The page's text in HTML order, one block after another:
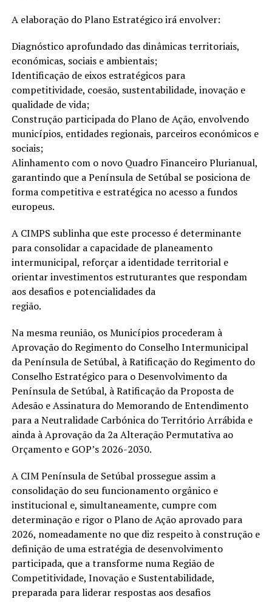
A elaboração do Plano Estratégico irá envolver:
Diagnóstico aprofundado das dinâmicas territoriais,
económicas, sociais e ambientais;
Identificação de eixos estratégicos para
competitividade, coesão, sustentabilidade, inovação e
qualidade de vida;
Construção participada do Plano de Ação, envolvendo
municípios, entidades regionais, parceiros económicos e
sociais;
Alinhamento com o novo Quadro Financeiro Plurianual,
garantindo que a Península de Setúbal se posiciona de
forma competitiva e estratégica no acesso a fundos
europeus.
A CIMPS sublinha que este processo é determinante
para consolidar a capacidade de planeamento
intermunicipal, reforçar a identidade territorial e
orientar investimentos estruturantes que respondam
aos desafios e potencialidades da
região.
Na mesma reunião, os Municípios procederam à
Aprovação do Regimento do Conselho Intermunicipal
da Península de Setúbal, à Ratificação do Regimento do
Conselho Estratégico para o Desenvolvimento da
Península de Setúbal, à Ratificação da Proposta de
Adesão e Assinatura do Memorando de Entendimento
para a Neutralidade Carbónica do Território Arrábida e
ainda à Aprovação da 2a Alteração Permutativa ao
Orçamento e GOP’s 2026-2030.
A CIM Península de Setúbal prossegue assim a
consolidação do seu funcionamento orgânico e
institucional e, simultaneamente, cumpre com
determinação e rigor o Plano de Ação aprovado para
2026, nomeadamente no que diz respeito à construção e
definição de uma estratégia de desenvolvimento
participada, que a transforme numa Região de
Competitividade, Inovação e Sustentabilidade,
preparada para liderar respostas aos desafios